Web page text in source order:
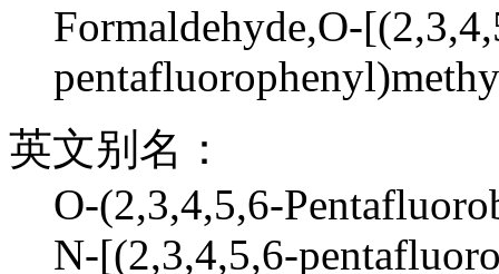
Formaldehyde,O-
英文别名：
O-(2,3,4,5,6-
N-[(2,3,4,5,6-